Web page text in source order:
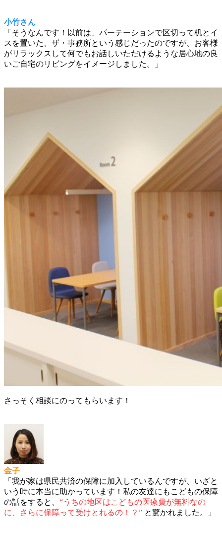
小竹さん
「そうなんです！以前は、パーテーションで区切って机とイ
スを置いた、ザ・事務所という感じだったのですが、お客様
がリラックスして何でもお話しいただけるような居心地の良
いご自宅のリビングをイメージしました。」
さっそく相談にのってもらいます！
金子
「我が家は県民共済の保障に加入しているんですが、いざと
いう時に本当に助かっています！私の友達にもこどもの保障
の話をすると、 “うちの地区はこどもの医療費が無料なの
に、さらに保障って受けとれるの！？” と驚かれました。」